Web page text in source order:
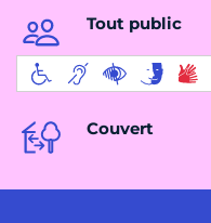
Tout public
Couvert